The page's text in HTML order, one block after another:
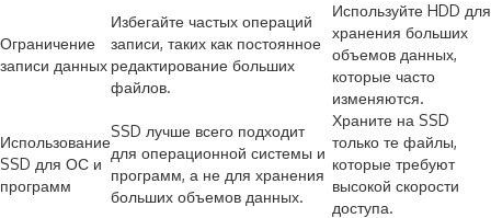
Ограничение
записи данных
Избегайте частых операций
записи, таких как постоянное
редактирование больших
файлов.
Используйте HDD для
хранения больших
объемов данных,
которые часто
изменяются.
Использование
SSD для ОС и
программ
SSD лучше всего подходит
для операционной системы и
программ, а не для хранения
больших объемов данных.
Храните на SSD
только те файлы,
которые требуют
высокой скорости
доступа.